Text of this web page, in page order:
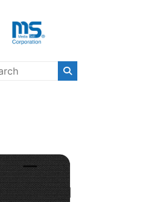
ド商品｜株式会社
海外輸入商品には、日本では珍しい「海外ブ
商品」「機能的な商品」「コストパフォー
Black〔アディダ